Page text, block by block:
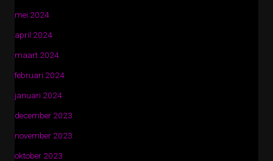
mei 2024
april 2024
maart 2024
februari 2024
januari 2024
december 2023
november 2023
oktober 2023